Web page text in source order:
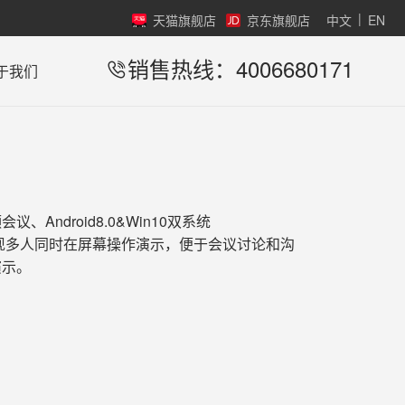
天猫旗舰店 京东旗舰店 中文 | EN
我们 销售热线：4006680171
议、Android8.0&Win10双系统
人同时在屏幕操作演示，便于会议讨论和沟
。